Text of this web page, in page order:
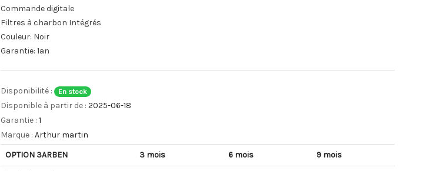
Commande digitale
Filtres à charbon Intégrés
Couleur: Noir
Garantie: 1an
Disponibilité : En stock
Disponible à partir de : 2025-06-18
Garantie : 1
Marque : Arthur martin
OPTION 3ARBEN
3 mois 6 mois 9 mois